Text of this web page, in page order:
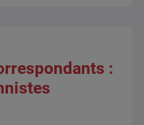
: